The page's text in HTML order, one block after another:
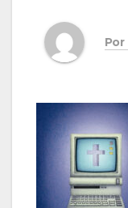
Por